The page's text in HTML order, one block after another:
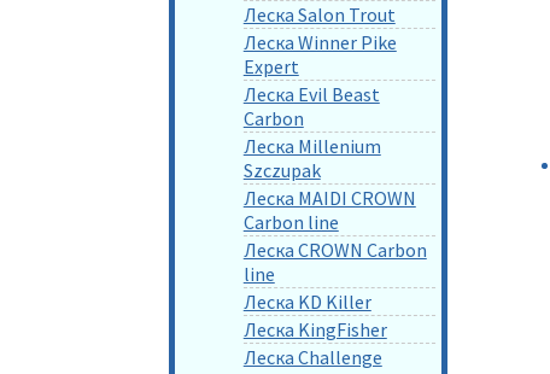
Леска Salon Trout
Леска Winner Pike
Expert
Леска Evil Beast
Carbon
Леска Millenium
Szczupak
Леска MAIDI CROWN
Carbon line
Леска CROWN Carbon
line
Леска KD Killer
Леска KingFisher
Леска Challenge